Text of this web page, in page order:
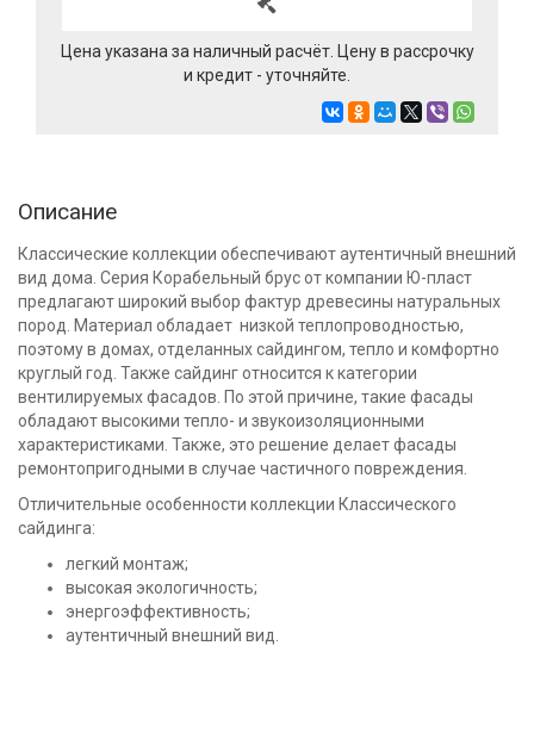
Цена указана за наличный расчёт. Цену в рассрочку
и кредит - уточняйте.
Описание
Классические коллекции обеспечивают аутентичный внешний
вид дома. Серия Корабельный брус от компании Ю-пласт
предлагают широкий выбор фактур древесины натуральных
пород. Материал обладает низкой теплопроводностью,
поэтому в домах, отделанных сайдингом, тепло и комфортно
круглый год. Также сайдинг относится к категории
вентилируемых фасадов. По этой причине, такие фасады
обладают высокими тепло- и звукоизоляционными
характеристиками. Также, это решение делает фасады
ремонтопригодными в случае частичного повреждения.
Отличительные особенности коллекции Классического
сайдинга:
легкий монтаж;
высокая экологичность;
энергоэффективность;
аутентичный внешний вид.